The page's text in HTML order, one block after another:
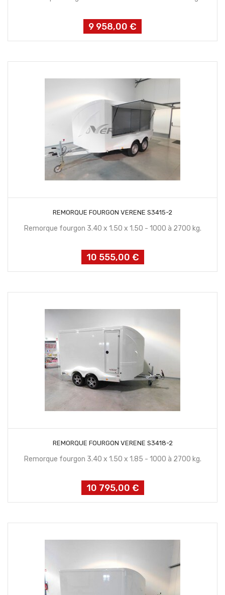
Prix
9 958,00 €
REMORQUE FOURGON VERENE S3415-2
Remorque fourgon 3.40 x 1.50 x 1.50 - 1000 à 2700 kg.
Prix
10 555,00 €
REMORQUE FOURGON VERENE S3418-2
Remorque fourgon 3.40 x 1.50 x 1.85 - 1000 à 2700 kg.
Prix
10 795,00 €